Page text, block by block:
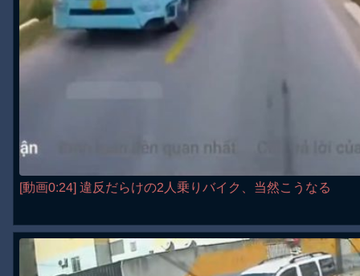
[動画0:24] 違反だらけの2人乗りバイク、当然こうなる